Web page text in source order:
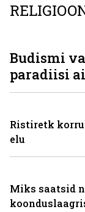
Budismi
paradiisi
Ristiretk
elu
Miks saatsid